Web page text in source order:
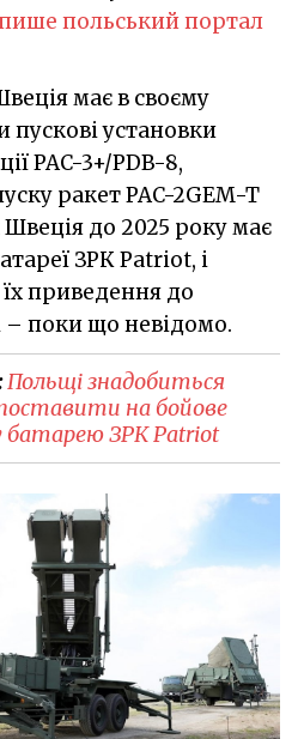
польський портал
має в своєму
установки
PAC-3+/PDB-8,
ракет PAC-2GEM-T
Швеція до 2025 року має
ЗРК Patriot, і
приведення до
– поки що невідомо.
Польщі знадобиться
на бойове
батарею ЗРК Patriot